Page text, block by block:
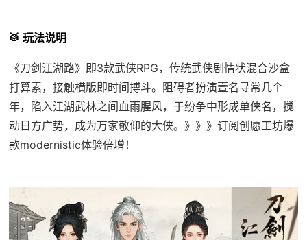
🥁 玩法说明
《刀剑江湖路》即3款武侠RPG，传统武侠剧情状混合沙盒
打算素，接触横版即时间搏斗。阻碍者扮演壹名寻常几个
年，陷入江湖武林之间血雨腥风，于纷争中形成单侠名，搅
动日方广势，成为万家敬仰的大侠。》》》订阅创愿工坊爆
款modernistic体验倍增！